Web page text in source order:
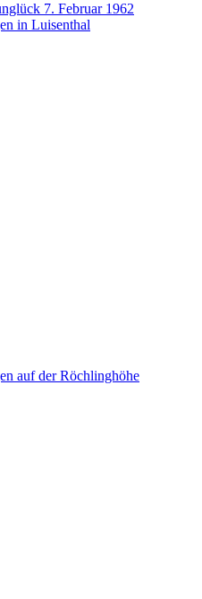
7. Februar 1962
in Luisenthal
auf der Röchlinghöhe